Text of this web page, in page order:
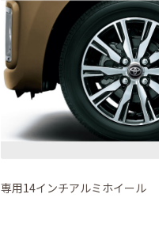
専用14インチアルミホイール